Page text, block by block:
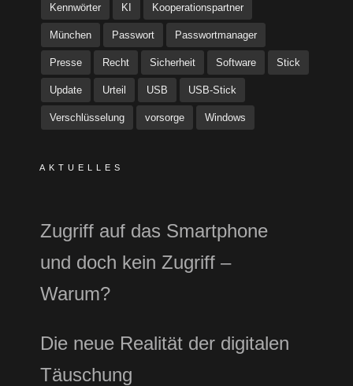
Kennwörter KI Kooperationspartner
München Passwort Passwortmanager
Presse Recht Sicherheit Software Stick
Update Urteil USB USB-Stick
Verschlüsselung vorsorge Windows
AKTUELLES
Zugriff auf das Smartphone
und doch kein Zugriff –
Warum?
Die neue Realität der digitalen
Täuschung